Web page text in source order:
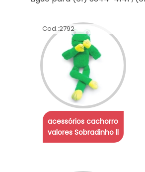
Cod.:2792
acessórios cachorro
valores Sobradinho ll